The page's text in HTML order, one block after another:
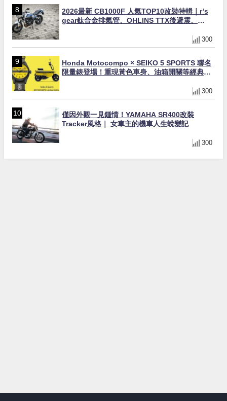
2026最新 CB1000F 人氣TOP10改裝特輯｜r’s
gear鈦合金排氣管、OHLINS TTX後避震、
300
Honda Motocompo × SEIKO 5 SPORTS 聯名
限量錶登場！重現黃色車身、油箱開關等經典設
300
僅因外觀一見鍾情！YAMAHA SR400改裝
Tracker風格｜ 女車主的機車人生蛻變記
300